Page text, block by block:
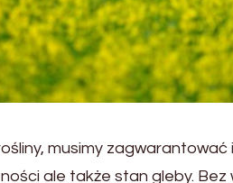
musimy zagwarantować
ale także stan gleby.